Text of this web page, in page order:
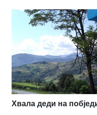
Хвала деди на